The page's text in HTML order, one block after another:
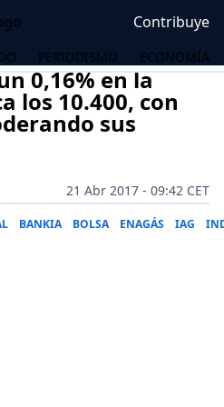
Contribuye
PERIODISMO ECONOMÍA
0,16% en la
los 10.400, con
sus
21 Abr 2017 - 09:42 CET
BANKIA BOLSA ENAGÁS IAG